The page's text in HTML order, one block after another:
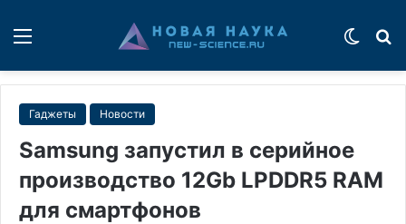
Гаджеты Новости
Samsung запустил в серийное
производство 12Gb LPDDR5 RAM
для смартфонов